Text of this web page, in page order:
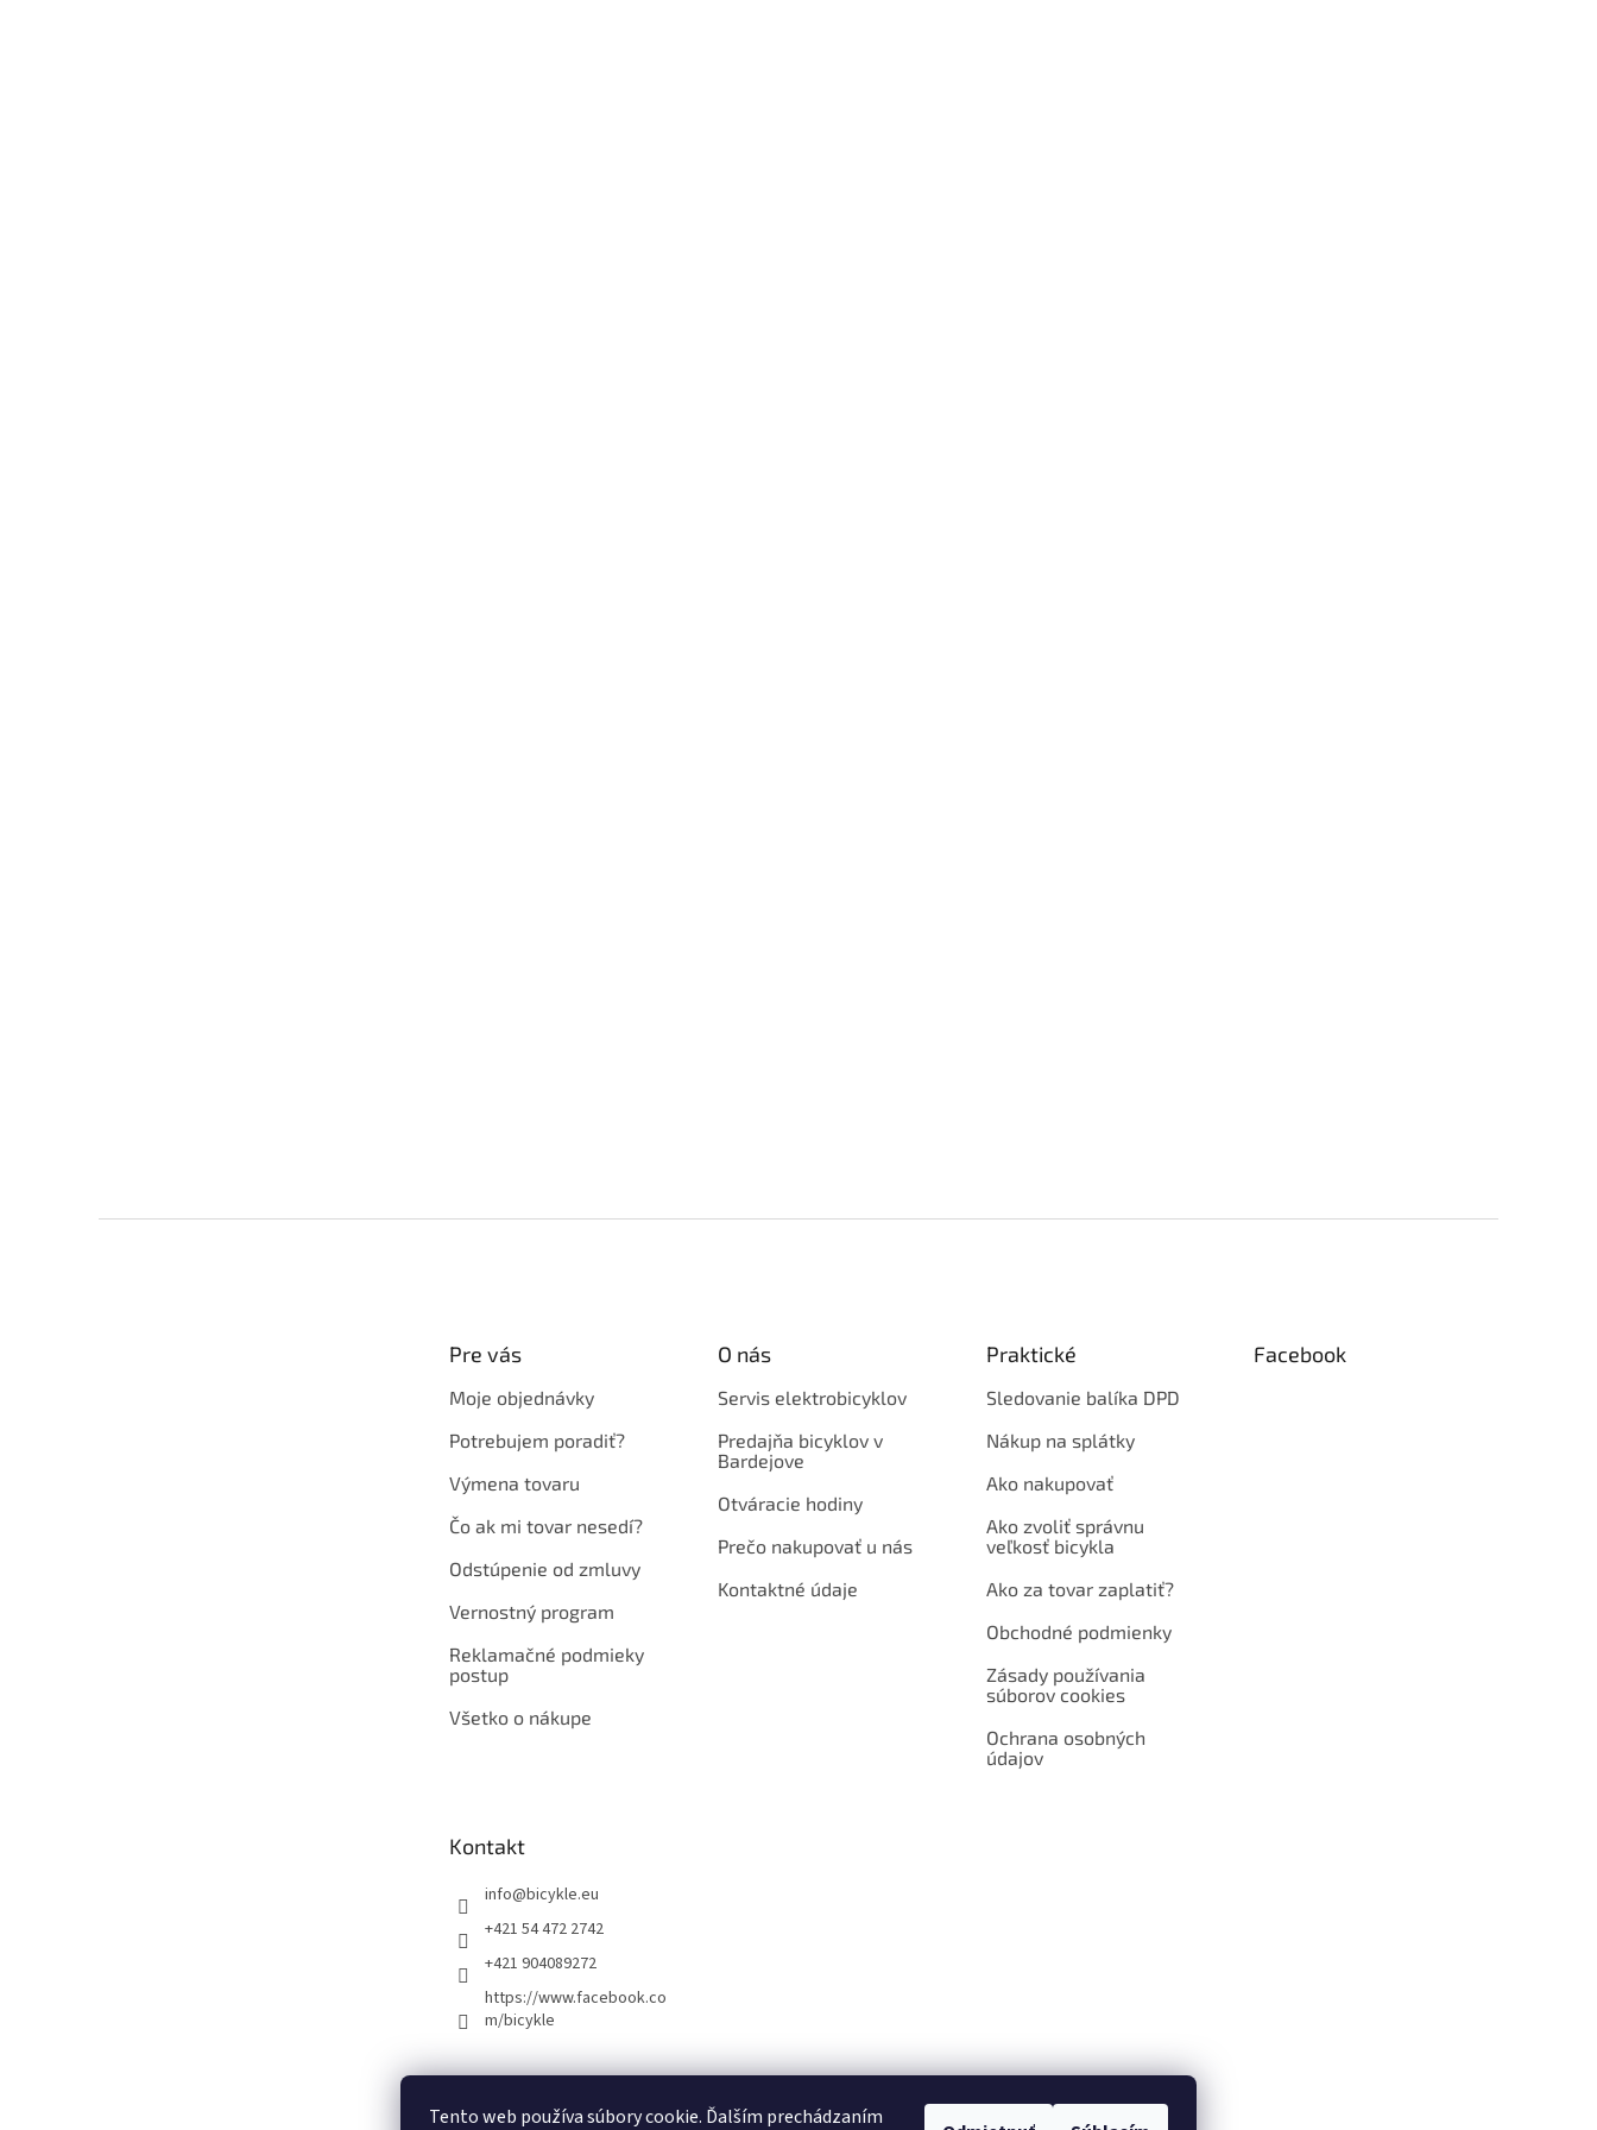
Tento web používa súbory cookie. Ďalším prechádzaním
Pre vás
Moje objednávky
Potrebujem poradiť?
Výmena tovaru
Čo ak mi tovar nesedí?
Odstúpenie od zmluvy
Vernostný program
Reklamačné podmieky
postup
Všetko o nákupe
O nás
Servis elektrobicyklov
Predajňa bicyklov v
Bardejove
Otváracie hodiny
Prečo nakupovať u nás
Kontaktné údaje
Praktické
Sledovanie balíka DPD
Nákup na splátky
Ako nakupovať
Ako zvoliť správnu
veľkosť bicykla
Ako za tovar zaplatiť?
Obchodné podmienky
Zásady používania
súborov cookies
Ochrana osobných
údajov
Facebook
Kontakt
info@bicykle.eu
+421 54 472 2742
+421 904089272
https://www.facebook.co
m/bicykle